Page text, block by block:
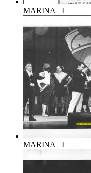
MARINA_ I
MARINA_ I